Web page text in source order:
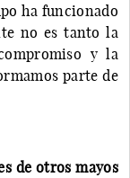
ha funcionado
no es tanto la
y la
parte de
de otros mayos